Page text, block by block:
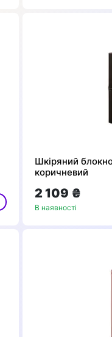
Шкіряний
коричневий
2 109 ₴
В наявності